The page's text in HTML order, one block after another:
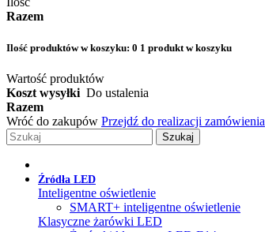
Razem
Ilość produktów w koszyku: 0 1 produkt w koszyku
Wartość produktów
Koszt wysyłki Do ustalenia
Razem
Wróć do zakupów Przejdź do realizacji zamówienia
Szukaj
Źródła LED
Inteligentne oświetlenie
SMART+ inteligentne oświetlenie
Klasyczne żarówki LED